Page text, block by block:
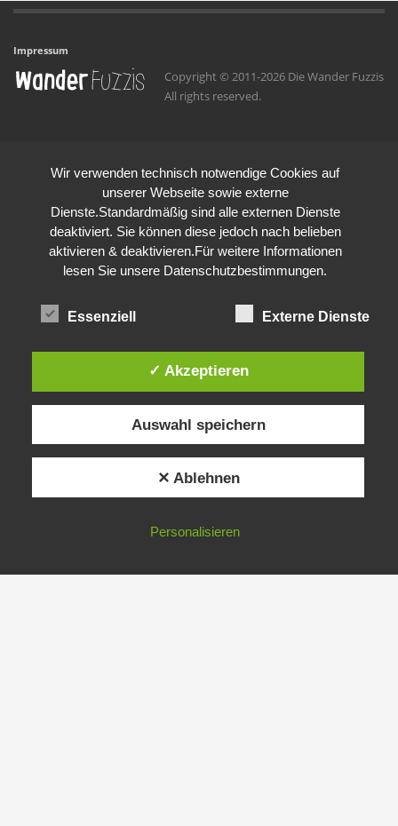
Impressum
Copyright © 2011-2026 Die Wander Fuzzis
All rights reserved.
Wir verwenden technisch notwendige Cookies auf
unserer Webseite sowie externe
Dienste.Standardmäßig sind alle externen Dienste
deaktiviert. Sie können diese jedoch nach belieben
aktivieren & deaktivieren.Für weitere Informationen
lesen Sie unsere Datenschutzbestimmungen.
Essenziell Externe Dienste
✓ Akzeptieren
Auswahl speichern
✕ Ablehnen
Personalisieren